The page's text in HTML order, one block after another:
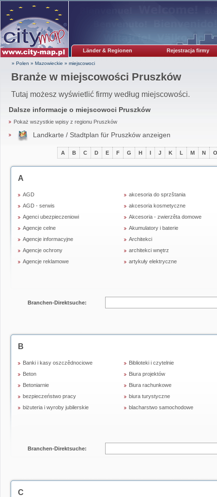
Länder & Regionen Rejestracja firmy
» Polen » Mazowieckie » miejscowoci
Branże w miejscowości Pruszków
Tutaj możesz wyświetlić firmy według miejscowości.
Dalsze informacje o miejscowoci Pruszków
Pokaż wszystkie wpisy z regionu Pruszków
Landkarte / Stadtplan für Pruszków anzeigen
A B C D E F G H I J K L M N O
A
AGD
AGD - serwis
Agenci ubezpieczeniowi
Agencje celne
Agencje informacyjne
Agencje ochrony
Agencje reklamowe
akcesoria do sprzštania
akcesoria kosmetyczne
Akcesoria - zwierzêta domowe
Akumulatory i baterie
Architekci
architekci wnętrz
artykuły elektryczne
Branchen-Direktsuche:
B
Banki i kasy oszczêdnociowe
Beton
Betoniarnie
bezpieczeństwo pracy
biżuteria i wyroby jubilerskie
Biblioteki i czytelnie
Biura projektów
Biura rachunkowe
biura turystyczne
blacharstwo samochodowe
Branchen-Direktsuche:
C